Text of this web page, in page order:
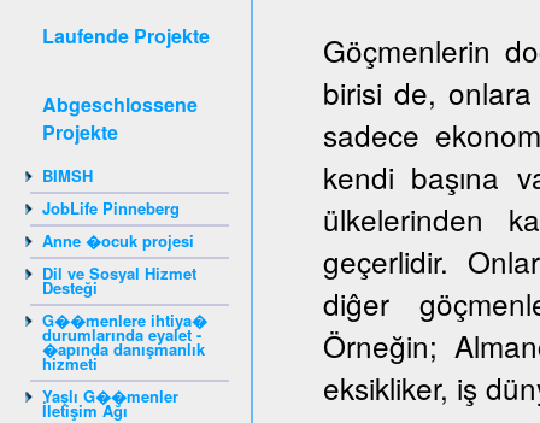
Laufende Projekte
Abgeschlossene
Projekte
BIMSH
JobLife Pinneberg
Anne �ocuk projesi
Dil ve Sosyal Hizmet
Desteği
G��menlere ihtiya�
durumlarında eyalet -
�apında danışmanlık
hizmeti
Yaşlı G��menler
İletişim Ağı
Göçmenlerin
birisi de,
sadece
kendi başına
ülkelerinden
geçerlidir.
diĝer
Örneğin;
eksikliker, iş